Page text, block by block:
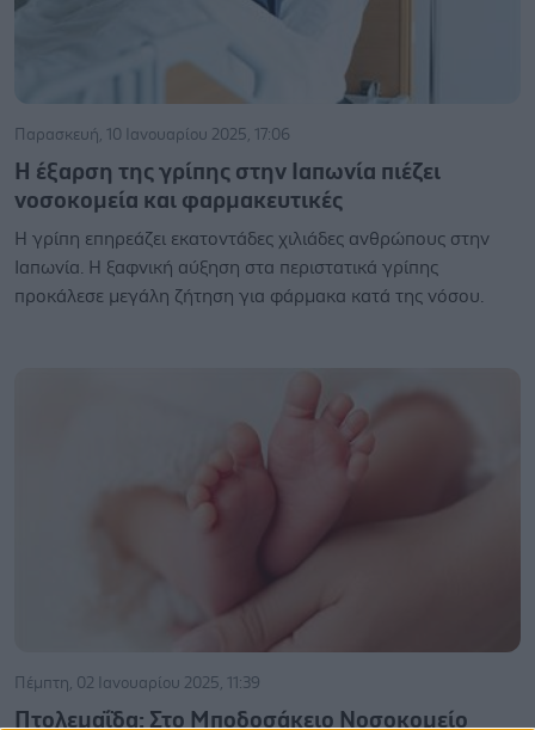
Παρασκευή, 10 Ιανουαρίου 2025, 17:06
Η έξαρση της γρίπης στην Ιαπωνία πιέζει
νοσοκομεία και φαρμακευτικές
Η γρίπη επηρεάζει εκατοντάδες χιλιάδες ανθρώπους στην
Ιαπωνία. Η ξαφνική αύξηση στα περιστατικά γρίπης
προκάλεσε μεγάλη ζήτηση για φάρμακα κατά της νόσου.
Πέμπτη, 02 Ιανουαρίου 2025, 11:39
Πτολεμαΐδα: Στο Μποδοσάκειο Νοσοκομείο